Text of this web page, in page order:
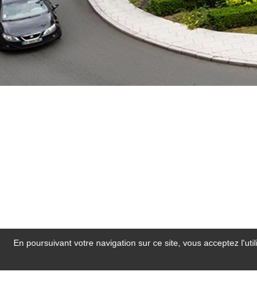
En poursuivant votre navigation sur ce site, vous acceptez